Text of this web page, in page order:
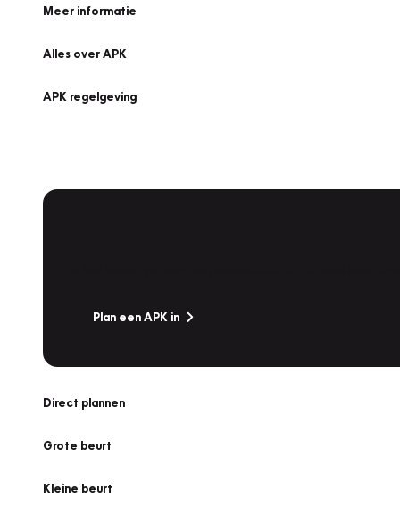
Meer informatie
Alles over APK
APK regelgeving
Plan een APK in
Direct plannen
Grote beurt
Kleine beurt